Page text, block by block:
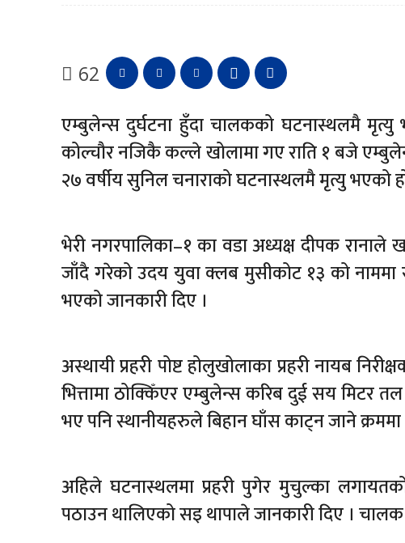
62
एम्बुलेन्स दुर्घटना हुँदा चालकको घटनास्थलमै
कोल्चौर नजिकै कल्ले खोलामा गए राति १ बजे
२७ वर्षीय सुनिल चनाराको घटनास्थलमै मृत्यु भएको
भेरी नगरपालिका–१ का वडा अध्यक्ष दीपक रानाले
जाँदै गरेको उदय युवा क्लब मुसीकोट १३ को नाममा
भएको जानकारी दिए ।
अस्थायी प्रहरी पोष्ट होलुखोलाका प्रहरी नायब
भित्तामा ठोक्किँएर एम्बुलेन्स करिब दुई सय मिटर
भए पनि स्थानीयहरुले बिहान घाँस काट्न जाने क्रममा
अहिले घटनास्थलमा प्रहरी पुगेर मुचुल्का
पठाउन थालिएको सइ थापाले जानकारी दिए ।